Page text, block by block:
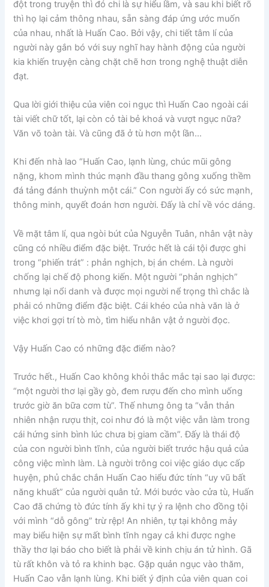
đột trong truyện thì đó chi là sự hiểu lầm, và sau khi biết rõ
thì họ lại cảm thông nhau, sẵn sàng đáp ứng ước muốn
của nhau, nhất là Huấn Cao. Bởi vậy, chi tiết tâm lí của
người này gắn bó với suy nghĩ hay hành động của người
kia khiến truyện càng chặt chẽ hơn trong nghệ thuật diễn
đạt.
Qua lời giới thiệu của viên coi ngục thì Huấn Cao ngoài cái
tài viết chữ tốt, lại còn cỏ tài bẻ khoá và vượt ngục nữa?
Văn võ toàn tài. Và cũng đã ở tù hơn một lần…
Khi đến nhà lao “Huấn Cao, lạnh lùng, chúc mũi gông
nặng, khom mình thúc mạnh đầu thang gông xuống thềm
đá tảng đánh thuỳnh một cái.” Con người ấy có sức mạnh,
thông minh, quyết đoán hơn người. Đấy là chỉ về vóc dáng.
Về mặt tâm lí, qua ngòi bút của Nguyễn Tuân, nhân vật này
cũng có nhiều điểm đặc biệt. Trước hết là cái tội được ghi
trong “phiến trát” : phản nghịch, bị án chém. Là người
chống lại chế độ phong kiến. Một người “phản nghịch”
nhưng lại nổi danh và được mọi người nể trọng thì chắc là
phải có những điểm đặc biệt. Cái khéo của nhà văn là ở
việc khơi gợi trí tò mò, tìm hiểu nhân vật ở người đọc.
Vậy Huấn Cao có những đặc điểm nào?
Trước hết., Huấn Cao không khỏi thắc mắc tại sao lại được:
“một người thơ lại gầy gò, đem rượu đến cho mình uống
trước giờ ăn bữa cơm tù”. Thế nhưng ông ta “vẫn thản
nhiên nhận rượu thịt, coi như đó là một việc vẫn làm trong
cái hứng sinh bình lúc chưa bị giam cầm”. Đấy là thái độ
của con người bình tĩnh, của người biết trước hậu quả của
công việc mình làm. Là người trông coi việc giáo dục cấp
huyện, phủ chắc chắn Huấn Cao hiểu đức tính “uy vũ bất
năng khuất” của người quân tử. Mới bước vào cửa tù, Huấn
Cao đã chứng tò đức tính ấy khi tự ý ra lệnh cho đồng tội
với mình “dỗ gông” trừ rệp! An nhiên, tự tại không mảy
may biểu hiện sự mất bình tĩnh ngay cả khi được nghe
thầy thơ lại báo cho biết là phải về kinh chịu án tử hình. Gã
tù rất khôn và tỏ ra khinh bạc. Gặp quản ngục vào thăm,
Huấn Cao vẫn lạnh lùng. Khi biết ý định của viên quan coi